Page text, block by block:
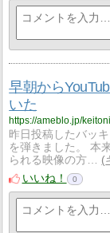
早朝から
いた
https://ameblo.jp/
昨日投稿したバッ
を弾きました。 本
られる映像の方…
いいね！
0